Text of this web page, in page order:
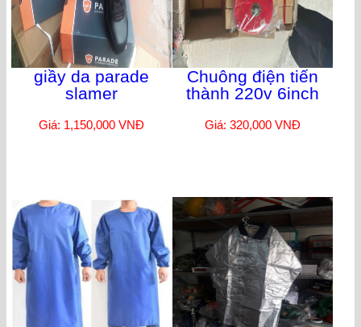
giầy da parade
slamer
Giá: 1,150,000 VNĐ
Chuông điện tiến
thành 220v 6inch
Giá: 320,000 VNĐ